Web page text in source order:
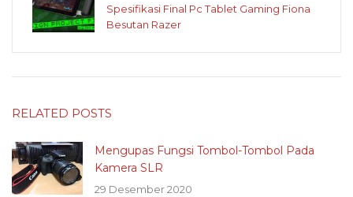
Spesifikasi Final Pc Tablet Gaming Fiona
Besutan Razer
RELATED POSTS
Mengupas Fungsi Tombol-Tombol Pada
Kamera SLR
29 Desember 2020